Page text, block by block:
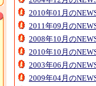
2010年01月の
2011年09月の
2008年10月の
2010年10月の
2003年06月の
2009年04月の